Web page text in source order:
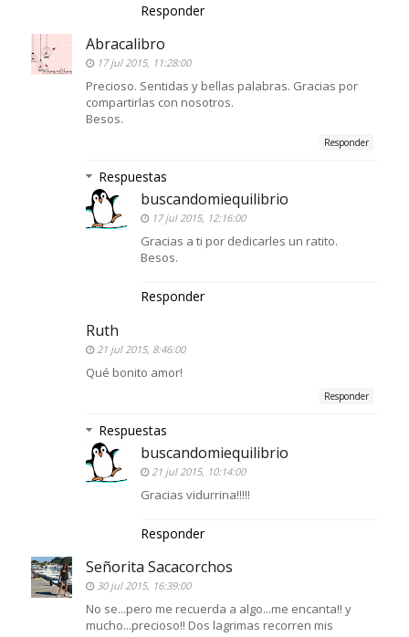
Responder
Abracalibro
17 jul 2015, 11:28:00
Precioso. Sentidas y bellas palabras. Gracias por
compartirlas con nosotros.
Besos.
Responder
Respuestas
buscandomiequilibrio
17 jul 2015, 12:16:00
Gracias a ti por dedicarles un ratito.
Besos.
Responder
Ruth
21 jul 2015, 8:46:00
Qué bonito amor!
Responder
Respuestas
buscandomiequilibrio
21 jul 2015, 10:14:00
Gracias vidurrina!!!!!
Responder
Señorita Sacacorchos
30 jul 2015, 16:39:00
No se...pero me recuerda a algo...me encanta!! y
mucho...precioso!! Dos lagrimas recorren mis